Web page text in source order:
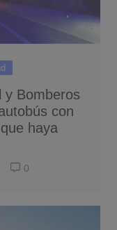
y Bomberos
con
haya
0